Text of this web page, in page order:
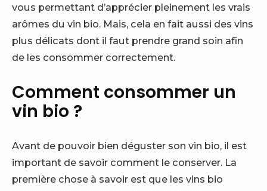
vous permettant d’apprécier pleinement les vrais
arômes du vin bio. Mais, cela en fait aussi des vins
plus délicats dont il faut prendre grand soin afin
de les consommer correctement.
Comment consommer un
vin bio ?
Avant de pouvoir bien déguster son vin bio, il est
important de savoir comment le conserver. La
première chose à savoir est que les vins bio